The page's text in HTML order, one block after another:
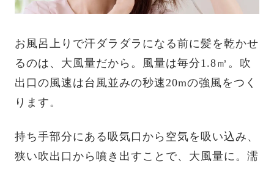
お風呂上りで汗ダラダラになる前に髪を乾かせ
るのは、大風量だから。風量は毎分1.8㎥。吹
出口の風速は台風並みの秒速20mの強風をつく
ります。
持ち手部分にある吸気口から空気を吸い込み、
狭い吹出口から噴き出すことで、大風量に。濡